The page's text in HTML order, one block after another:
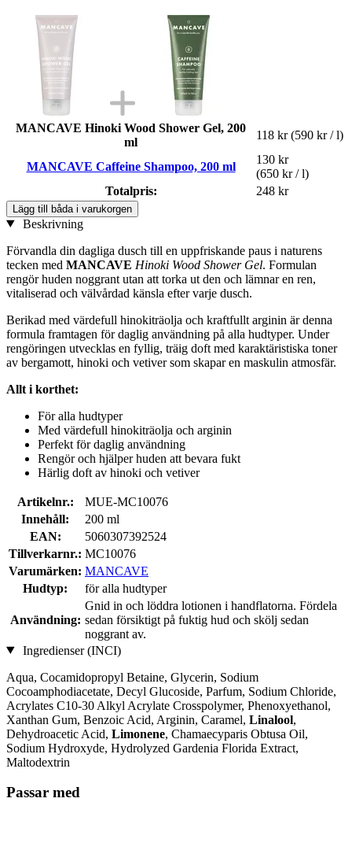
MANCAVE Hinoki Wood Shower Gel, 200
ml
118 kr (590 kr / l)
MANCAVE Caffeine Shampoo, 200 ml
130 kr
(650 kr / l)
Totalpris:
248 kr
Lägg till båda i varukorgen
Beskrivning
Förvandla din dagliga dusch till en uppfriskande paus i naturens
tecken med MANCAVE Hinoki Wood Shower Gel. Formulan
rengör huden noggrant utan att torka ut den och lämnar en ren,
vitaliserad och välvårdad känsla efter varje dusch.
Berikad med värdefull hinokiträolja och kraftfullt arginin är denna
formula framtagen för daglig användning på alla hudtyper. Under
rengöringen utvecklas en fyllig, träig doft med karaktäristiska toner
av bergamott, hinoki och vetiver som skapar en maskulin atmosfär.
Allt i korthet:
För alla hudtyper
Med värdefull hinokiträolja och arginin
Perfekt för daglig användning
Rengör och hjälper huden att bevara fukt
Härlig doft av hinoki och vetiver
Artikelnr.:
MUE-MC10076
Innehåll:
200 ml
EAN:
5060307392524
Tillverkarnr.: MC10076
Varumärken: MANCAVE
Hudtyp:
för alla hudtyper
Användning:
Gnid in och löddra lotionen i handflatorna. Fördela
sedan försiktigt på fuktig hud och skölj sedan
noggrant av.
Ingredienser (INCI)
Aqua, Cocamidopropyl Betaine, Glycerin, Sodium
Cocoamphodiacetate, Decyl Glucoside, Parfum, Sodium Chloride,
Acrylates C10-30 Alkyl Acrylate Crosspolymer, Phenoxyethanol,
Xanthan Gum, Benzoic Acid, Arginin, Caramel, Linalool,
Dehydroacetic Acid, Limonene, Chamaecyparis Obtusa Oil,
Sodium Hydroxyde, Hydrolyzed Gardenia Florida Extract,
Maltodextrin
Passar med